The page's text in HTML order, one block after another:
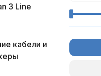
3 Line
кабели и